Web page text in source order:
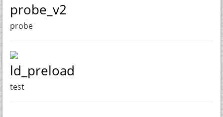
probe_v2
probe
ld_preload
test